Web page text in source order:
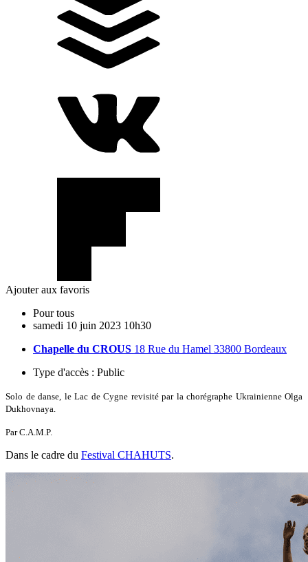
Ajouter aux favoris
Pour tous
samedi 10 juin 2023 10h30
Chapelle du CROUS 18 Rue du Hamel 33800 Bordeaux
Type d'accès : Public
Solo de danse, le Lac de Cygne revisité par la chorégraphe Ukrainienne Olga
Dukhovnaya.
Par C.A.M.P.
Dans le cadre du Festival CHAHUTS.